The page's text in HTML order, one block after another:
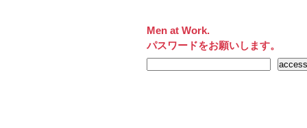
Men at Work.
パスワードをお願いします。